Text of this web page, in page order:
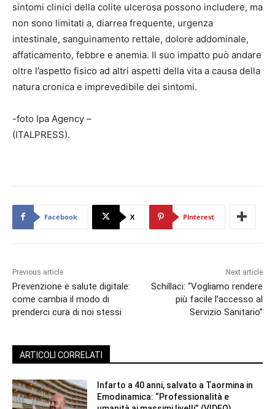
sintomi clinici della colite ulcerosa possono includere, ma
non sono limitati a, diarrea frequente, urgenza
intestinale, sanguinamento rettale, dolore addominale,
affaticamento, febbre e anemia. Il suo impatto può andare
oltre l’aspetto fisico ad altri aspetti della vita a causa della
natura cronica e imprevedibile dei sintomi.
-foto Ipa Agency –
(ITALPRESS).
Facebook X Pinterest
Previous article
Prevenzione e salute digitale:
come cambia il modo di
prenderci cura di noi stessi
Next article
Schillaci: “Vogliamo rendere
più facile l’accesso al
Servizio Sanitario”
ARTICOLI CORRELATI
Infarto a 40 anni, salvato a Taormina in
Emodinamica: “Professionalità e